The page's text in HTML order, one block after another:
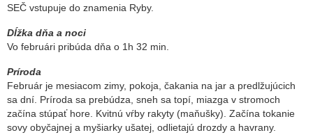
SEČ vstupuje do znamenia Ryby.
Dĺžka dňa a noci
Vo februári pribúda dňa o 1h 32 min.
Príroda
Február je mesiacom zimy, pokoja, čakania na jar a predlžujúcich
sa dní. Príroda sa prebúdza, sneh sa topí, miazga v stromoch
začína stúpať hore. Kvitnú vŕby rakyty (maňušky). Začína tokanie
sovy obyčajnej a myšiarky ušatej, odlietajú drozdy a havrany.